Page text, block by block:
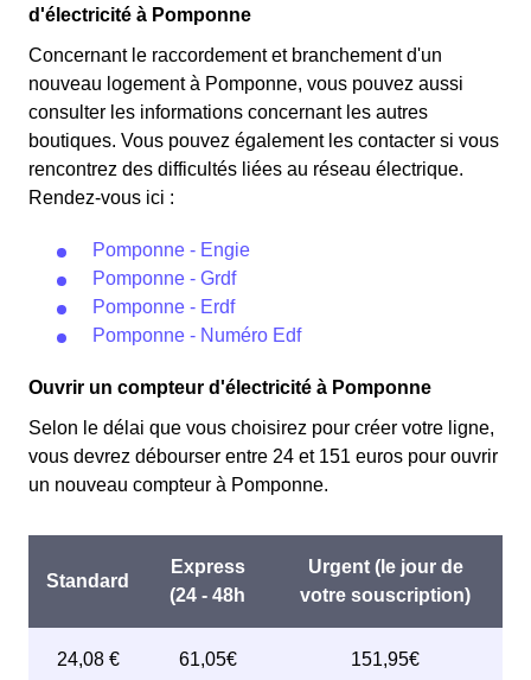
d'électricité à Pomponne
Concernant le raccordement et branchement d'un
nouveau logement à Pomponne, vous pouvez aussi
consulter les informations concernant les autres
boutiques. Vous pouvez également les contacter si vous
rencontrez des difficultés liées au réseau électrique.
Rendez-vous ici :
Pomponne - Engie
Pomponne - Grdf
Pomponne - Erdf
Pomponne - Numéro Edf
Ouvrir un compteur d'électricité à Pomponne
Selon le délai que vous choisirez pour créer votre ligne,
vous devrez débourser entre 24 et 151 euros pour ouvrir
un nouveau compteur à Pomponne.